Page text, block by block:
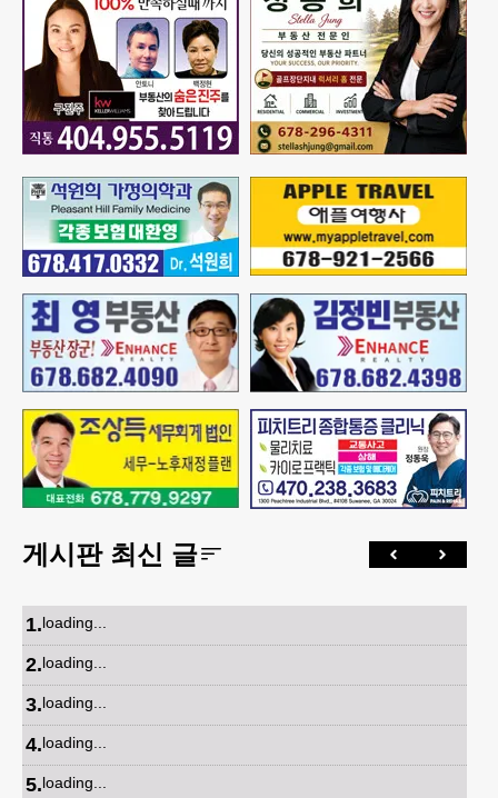
게시판 최신 글
1.loading...
2.loading...
3.loading...
4.loading...
5.loading...